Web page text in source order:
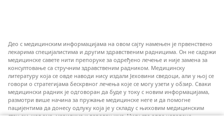
Део с медицинским информацијама на овом сајту намењен је првенствено
лекарима специјалистима и другим здравственим радницима. Он не садржи
медицинске савете нити препоруке за одређено лечење и није замена за
консултовање са стручним здравственим радником. Медицинску
литературу која се овде наводи нису издали Јеховини сведоци, али у њој се
говори о стратегијама бескрвног лечења које се могу узети у обзир. Сваки
медицински радник је одговоран да буде у току с новим информацијама,
размотри више начина за пружање медицинске неге и да помогне
пацијентима да донесу одлуку која је у складу с њиховим медицинским
стањем, жељама, мерилима и веровањима. Нису све овде наведене